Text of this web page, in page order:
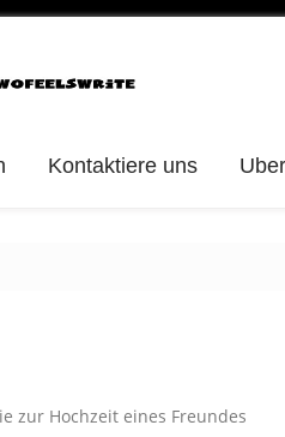
Kontaktiere uns
zur Hochzeit eines Freundes